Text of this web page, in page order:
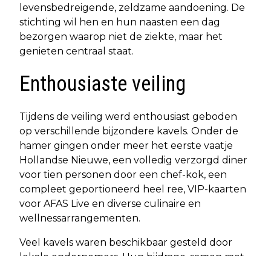
levensbedreigende, zeldzame aandoening. De
stichting wil hen en hun naasten een dag
bezorgen waarop niet de ziekte, maar het
genieten centraal staat.
Enthousiaste veiling
Tijdens de veiling werd enthousiast geboden
op verschillende bijzondere kavels. Onder de
hamer gingen onder meer het eerste vaatje
Hollandse Nieuwe, een volledig verzorgd diner
voor tien personen door een chef-kok, een
compleet geportioneerd heel ree, VIP-kaarten
voor AFAS Live en diverse culinaire en
wellnessarrangementen.
Veel kavels waren beschikbaar gesteld door